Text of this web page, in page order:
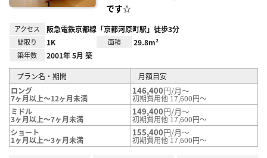
です☆
アクセス 阪急電鉄京都線「京都河原町駅」徒歩3分
間取り 1K 面積 29.8m²
築年数 2001年 5月 築
プラン名・期間
月額目安
ロング
7ヶ月以上～12ヶ月未満
146,400円/月～
初期費用他 17,600円～
ミドル
3ヶ月以上～7ヶ月未満
149,400円/月～
初期費用他 17,600円～
ショート
1ヶ月以上～3ヶ月未満
155,400円/月～
初期費用他 17,600円～